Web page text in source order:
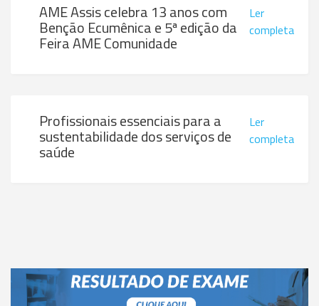
AME Assis celebra 13 anos com
Benção Ecumênica e 5ª edição da
Feira AME Comunidade
Ler
completa
Profissionais essenciais para a
sustentabilidade dos serviços de
saúde
Ler
completa